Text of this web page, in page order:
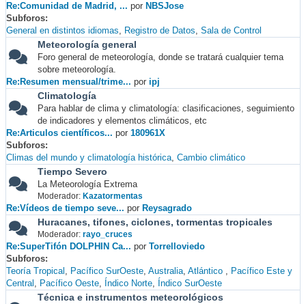
Re:Comunidad de Madrid, ... por NBSJose
Subforos
General en distintos idiomas
Registro de Datos Sala de Control
Meteorología general
Foro general de meteorología, donde se tratará cualquier tema
sobre meteorología.
Re:Resumen mensual/trime... por ipj
Climatología
Para hablar de clima y climatología: clasificaciones, seguimiento
de indicadores y elementos climáticos, etc
Re:Articulos científicos... por 180961X
Subforos
Climas del mundo y climatología histórica Cambio climático
Tiempo Severo
La Meteorología Extrema
Moderador: Kazatormentas
Re:Vídeos de tiempo seve... por Reysagrado
Huracanes, tifones, ciclones, tormentas tropicales
Moderador: rayo_cruces
Re:SuperTifón DOLPHIN Ca... por Torrelloviedo
Subforos
Teoría Tropical
Pacífico SurOeste Australia Atlántico
Pacífico Este y
Central
Pacífico Oeste Índico Norte Índico SurOeste
Técnica e instrumentos meteorológicos